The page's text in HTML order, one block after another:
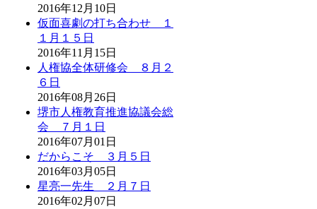
2016年12月10日
仮面喜劇の打ち合わせ １
１月１５日
2016年11月15日
人権協全体研修会 ８月２
６日
2016年08月26日
堺市人権教育推進協議会総
会 ７月１日
2016年07月01日
だからこそ ３月５日
2016年03月05日
星亮一先生 ２月７日
2016年02月07日